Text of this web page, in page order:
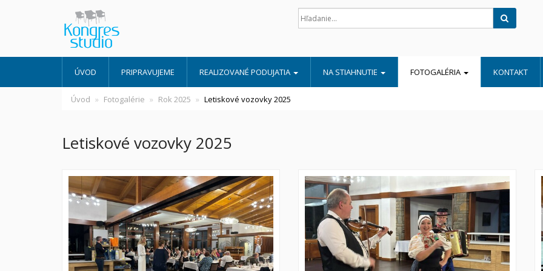
ÚVOD PRIPRAVUJEME REALIZOVANÉ PODUJATIA NA STIAHNUTIE FOTOGALÉRIA KONTAKT
Úvod Fotogalérie Rok 2025 Letiskové vozovky 2025
Letiskové vozovky 2025